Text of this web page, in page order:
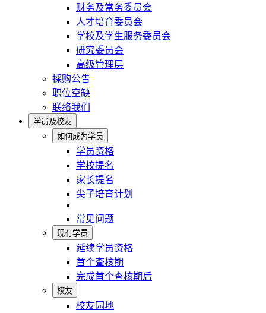
财务及常务委员会
人才培育委员会
学校及学生服务委员会
研究委员会
高级管理层
採购公告
职位空缺
联络我们
学员及校友
如何成为学员
学员资格
学校提名
家长提名
尖子培育计划
常见问题
现有学员
延续学员资格
首个查核期
完成首个查核期后
校友
校友园地